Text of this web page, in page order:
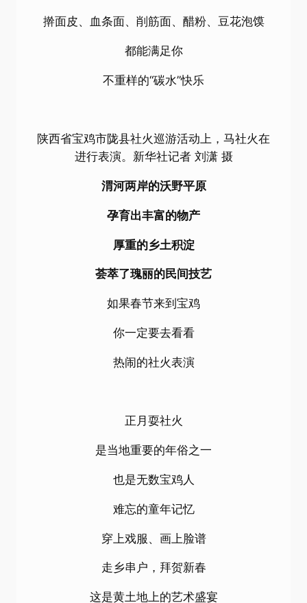
擀面皮、血条面、削筋面、醋粉、豆花泡馍
都能满足你
不重样的“碳水”快乐
陕西省宝鸡市陇县社火巡游活动上，马社火在
进行表演。新华社记者 刘潇 摄
渭河两岸的沃野平原
孕育出丰富的物产
厚重的乡土积淀
荟萃了瑰丽的民间技艺
如果春节来到宝鸡
你一定要去看看
热闹的社火表演
正月耍社火
是当地重要的年俗之一
也是无数宝鸡人
难忘的童年记忆
穿上戏服、画上脸谱
走乡串户，拜贺新春
这是黄土地上的艺术盛宴